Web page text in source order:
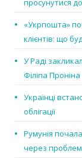
просунутися
«Укрпошта»
клієнтів: що
У Раді
Філіпа Проніна
Українці
облігації
Румунія
через